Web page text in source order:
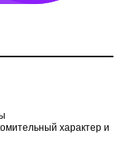
характер и